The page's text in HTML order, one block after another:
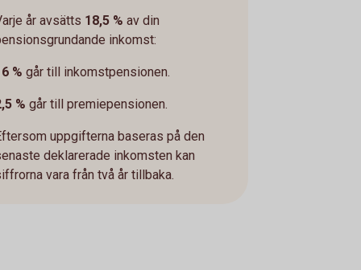
år avsätts 18,5 % av din
inkomst:
% går till inkomstpensionen.
% går till premiepensionen.
uppgifterna baseras på den
deklarerade inkomsten kan
vara från två år tillbaka.